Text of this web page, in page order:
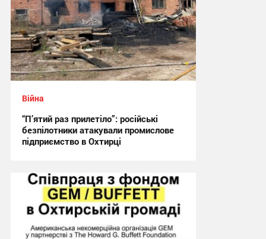
Війна
“П’ятий раз прилетіло”: російські
безпілотники атакували промислове
підприємство в Охтирці
21:29 вчора